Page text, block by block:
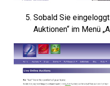
Sobald Sie
Auktionen“ im Menü